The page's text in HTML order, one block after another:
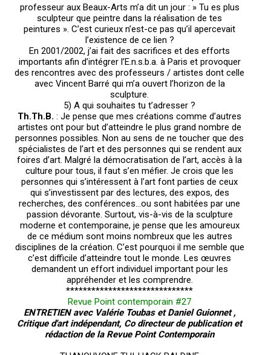
professeur aux Beaux-Arts m’a dit un jour : » Tu es plus
sculpteur que peintre dans la réalisation de tes
peintures ». C’est curieux n’est-ce pas qu’il apercevait
l’existence de ce lien ?
En 2001/2002, j’ai fait des sacrifices et des efforts
importants afin d’intégrer l’E.n.s.b.a. à Paris et provoquer
des rencontres avec des professeurs / artistes dont celle
avec Vincent Barré qui m’a ouvert l’horizon de la
sculpture.
5) A qui souhaites tu t’adresser ?
Th.Th.B. : Je pense que mes créations comme d’autres
artistes ont pour but d’atteindre le plus grand nombre de
personnes possibles. Non au sens de ne toucher que des
spécialistes de l’art et des personnes qui se rendent aux
foires d’art. Malgré la démocratisation de l’art, accès à la
culture pour tous, il faut s’en méfier. Je crois que les
personnes qui s’intéressent à l’art font parties de ceux
qui s’investissent par des lectures, des expos, des
recherches, des conférences…ou sont habitées par une
passion dévorante. Surtout, vis-à-vis de la sculpture
moderne et contemporaine, je pense que les amoureux
de ce médium sont moins nombreux que les autres
disciplines de la création. C’est pourquoi il me semble que
c’est difficile d’atteindre tout le monde. Les œuvres
demandent un effort individuel important pour les
appréhender et les comprendre.
******************************
Revue Point contemporain #27
ENTRETIEN avec Valérie Toubas et Daniel Guionnet ,
Critique d'art indépendant, Co directeur de publication et
rédaction de la Revue Point Contemporain